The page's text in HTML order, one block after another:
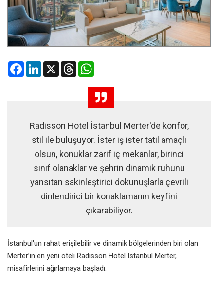
FacebookLinkedIn
X Threads
Radisson Hotel İstanbul Merter'de konfor,
stil ile buluşuyor. İster iş ister tatil amaçlı
olsun, konuklar zarif iç mekanlar, birinci
sınıf olanaklar ve şehrin dinamik ruhunu
yansıtan sakinleştirici dokunuşlarla çevrili
dinlendirici bir konaklamanın keyfini
çıkarabiliyor.
İstanbul'un rahat erişilebilir ve dinamik bölgelerinden biri olan
Merter’in en yeni oteli Radisson Hotel Istanbul Merter,
misafirlerini ağırlamaya başladı.